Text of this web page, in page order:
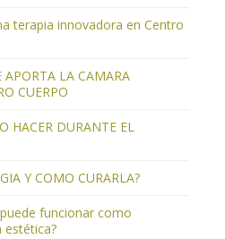
terapia innovadora en Centro
APORTA LA CAMARA
CUERPO
HACER DURANTE EL
Y COMO CURARLA?
funcionar como